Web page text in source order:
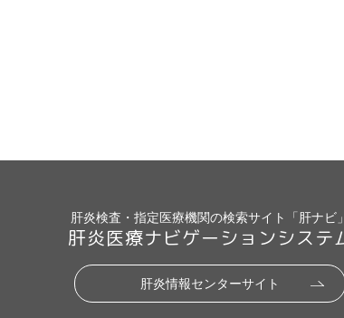
肝炎検査・指定医療機関の検索サイト「肝ナビ」
肝炎医療ナビゲーションシステ
肝炎情報センターサイト